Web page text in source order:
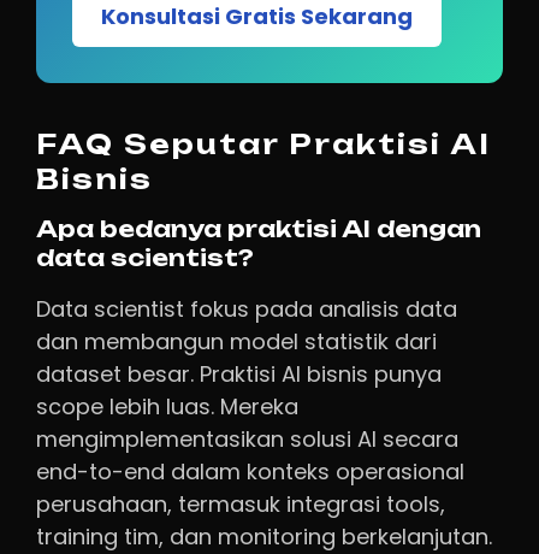
Konsultasi Gratis Sekarang
FAQ Seputar Praktisi AI
Bisnis
Apa bedanya praktisi AI dengan
data scientist?
Data scientist fokus pada analisis data
dan membangun model statistik dari
dataset besar. Praktisi AI bisnis punya
scope lebih luas. Mereka
mengimplementasikan solusi AI secara
end-to-end dalam konteks operasional
perusahaan, termasuk integrasi tools,
training tim, dan monitoring berkelanjutan.